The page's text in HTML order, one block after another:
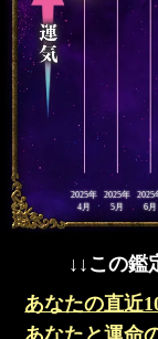
2025年
4月
2025年
5月
2025
6月
↓↓この鑑
あなたの直近